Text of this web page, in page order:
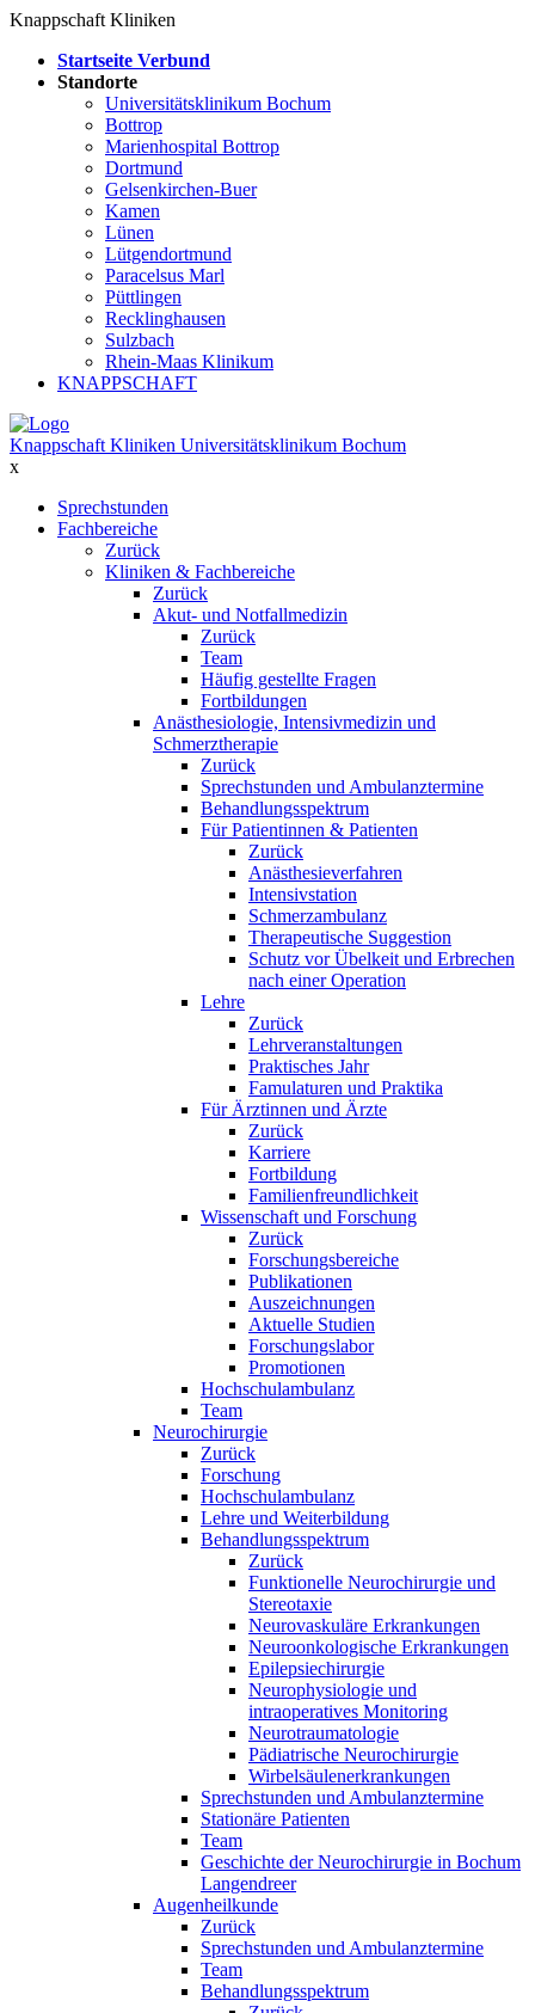
Knappschaft Kliniken
Startseite Verbund
Standorte
Universitätsklinikum Bochum
Bottrop
Marienhospital Bottrop
Dortmund
Gelsenkirchen-Buer
Kamen
Lünen
Lütgendortmund
Paracelsus Marl
Püttlingen
Recklinghausen
Sulzbach
Rhein-Maas Klinikum
KNAPPSCHAFT
Knappschaft Kliniken Universitätsklinikum Bochum
x
Sprechstunden
Fachbereiche
Zurück
Kliniken & Fachbereiche
Zurück
Akut- und Notfallmedizin
Zurück
Team
Häufig gestellte Fragen
Fortbildungen
Anästhesiologie, Intensivmedizin und
Schmerztherapie
Zurück
Sprechstunden und Ambulanztermine
Behandlungsspektrum
Für Patientinnen & Patienten
Zurück
Anästhesieverfahren
Intensivstation
Schmerzambulanz
Therapeutische Suggestion
Schutz vor Übelkeit und Erbrechen
nach einer Operation
Lehre
Zurück
Lehrveranstaltungen
Praktisches Jahr
Famulaturen und Praktika
Für Ärztinnen und Ärzte
Zurück
Karriere
Fortbildung
Familienfreundlichkeit
Wissenschaft und Forschung
Zurück
Forschungsbereiche
Publikationen
Auszeichnungen
Aktuelle Studien
Forschungslabor
Promotionen
Hochschulambulanz
Team
Neurochirurgie
Zurück
Forschung
Hochschulambulanz
Lehre und Weiterbildung
Behandlungsspektrum
Zurück
Funktionelle Neurochirurgie und
Stereotaxie
Neurovaskuläre Erkrankungen
Neuroonkologische Erkrankungen
Epilepsiechirurgie
Neurophysiologie und
intraoperatives Monitoring
Neurotraumatologie
Pädiatrische Neurochirurgie
Wirbelsäulenerkrankungen
Sprechstunden und Ambulanztermine
Stationäre Patienten
Team
Geschichte der Neurochirurgie in Bochum
Langendreer
Augenheilkunde
Zurück
Sprechstunden und Ambulanztermine
Team
Behandlungsspektrum